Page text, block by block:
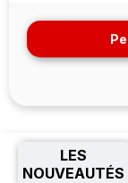
LES
NOUVEAUTÉS